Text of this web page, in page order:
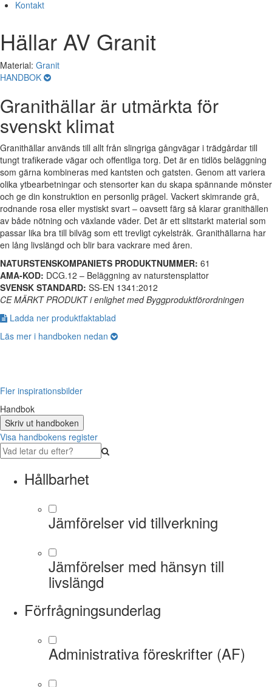
Kontakt
Hällar AV Granit
Material: Granit
HANDBOK
Granithällar är utmärkta för
svenskt klimat
Granithällar används till allt från slingriga gångvägar i trädgårdar till
tungt trafikerade vägar och offentliga torg. Det är en tidlös beläggning
som gärna kombineras med kantsten och gatsten. Genom att variera
olika ytbearbetningar och stensorter kan du skapa spännande mönster
och ge din konstruktion en personlig prägel. Vackert skimrande grå,
rodnande rosa eller mystiskt svart – oavsett färg så klarar granithällen
av både nötning och växlande väder. Det är ett slitstarkt material som
passar lika bra till bilväg som ett trevligt cykelstråk. Granithällarna har
en lång livslängd och blir bara vackrare med åren.
NATURSTENSKOMPANIETS PRODUKTNUMMER: 61
AMA-KOD: DCG.12 – Beläggning av naturstensplattor
SVENSK STANDARD: SS-EN 1341:2012
CE MÄRKT PRODUKT i enlighet med Byggproduktförordningen
Ladda ner produktfaktablad
Läs mer i handboken nedan
Fler inspirationsbilder
Handbok
Skriv ut handboken
Visa handbokens register
Hållbarhet
Jämförelser vid tillverkning
Jämförelser med hänsyn till
livslängd
Förfrågningsunderlag
Administrativa föreskrifter (AF)